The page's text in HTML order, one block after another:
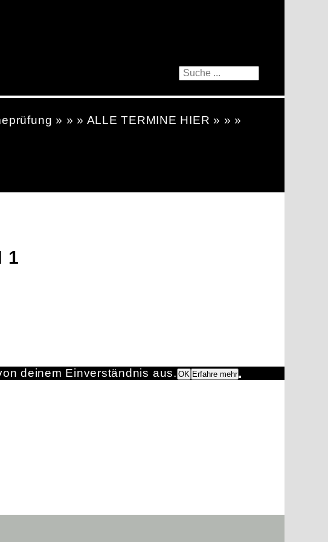
» » » ALLE TERMINE HIER » » »
1
deinem Einverständnis aus. OK Erfahre mehr